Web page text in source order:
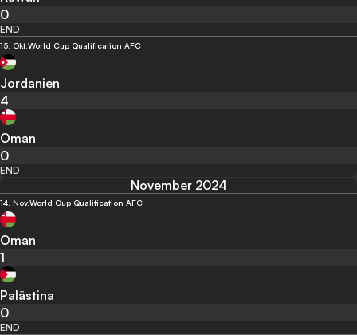
0
END
15. Okt.World Cup Qualification AFC
Jordanien
4
Oman
0
END
November 2024
14. Nov.World Cup Qualification AFC
Oman
1
Palästina
0
END